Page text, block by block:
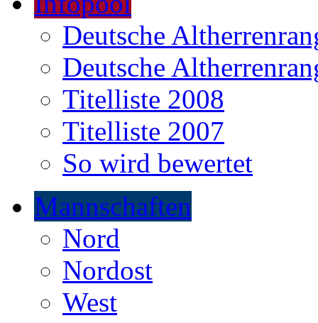
Deutsche
Deutsche
Titelliste 2008
Titelliste 2007
So wird bewertet
Mannschaften
Nord
Nordost
West